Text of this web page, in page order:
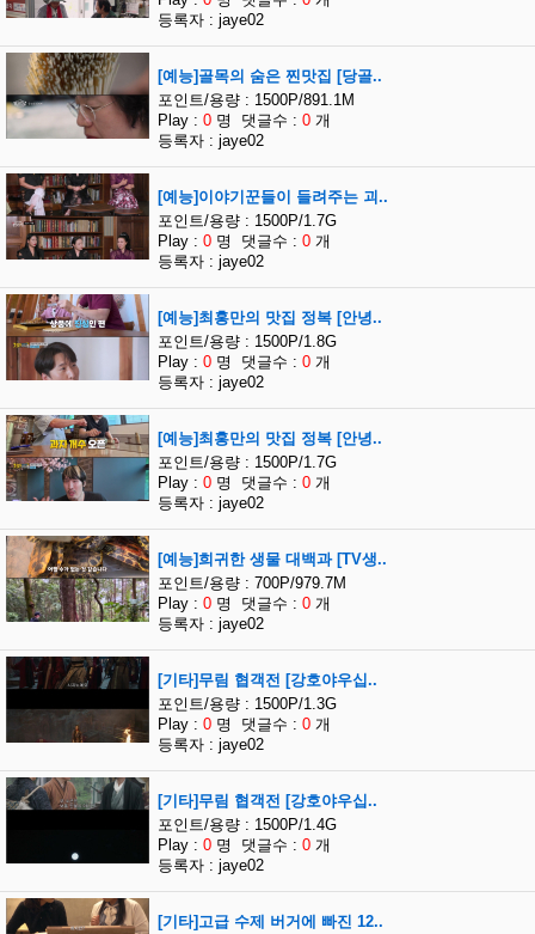
등록자 : jaye02
[예능]골목의 숨은 찐맛집 [당골..
포인트/용량 : 1500P/891.1M
Play : 0 명 댓글수 : 0 개
등록자 : jaye02
[예능]이야기꾼들이 들려주는 괴..
포인트/용량 : 1500P/1.7G
Play : 0 명 댓글수 : 0 개
등록자 : jaye02
[예능]최홍만의 맛집 정복 [안녕..
포인트/용량 : 1500P/1.8G
Play : 0 명 댓글수 : 0 개
등록자 : jaye02
[예능]최홍만의 맛집 정복 [안녕..
포인트/용량 : 1500P/1.7G
Play : 0 명 댓글수 : 0 개
등록자 : jaye02
[예능]희귀한 생물 대백과 [TV생..
포인트/용량 : 700P/979.7M
Play : 0 명 댓글수 : 0 개
등록자 : jaye02
[기타]무림 협객전 [강호야우십..
포인트/용량 : 1500P/1.3G
Play : 0 명 댓글수 : 0 개
등록자 : jaye02
[기타]무림 협객전 [강호야우십..
포인트/용량 : 1500P/1.4G
Play : 0 명 댓글수 : 0 개
등록자 : jaye02
[기타]고급 수제 버거에 빠진 12..